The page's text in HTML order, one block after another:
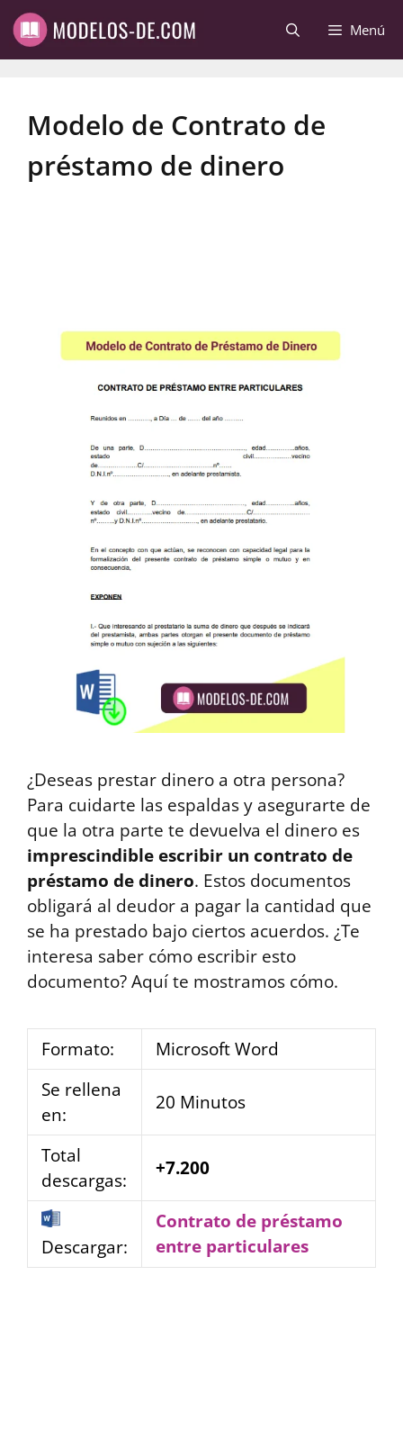
Saltar
al
contenido
Menú
Modelo de Contrato de
préstamo de dinero
¿Deseas prestar dinero a otra persona?
Para cuidarte las espaldas y asegurarte de
que la otra parte te devuelva el dinero es
imprescindible escribir un contrato de
préstamo de dinero. Estos documentos
obligará al deudor a pagar la cantidad que
se ha prestado bajo ciertos acuerdos. ¿Te
interesa saber cómo escribir esto
documento? Aquí te mostramos cómo.
Formato:
Microsoft Word
Se rellena
en:
20 Minutos
Total
descargas:
+7.200
Descargar:
Contrato de préstamo
entre particulares